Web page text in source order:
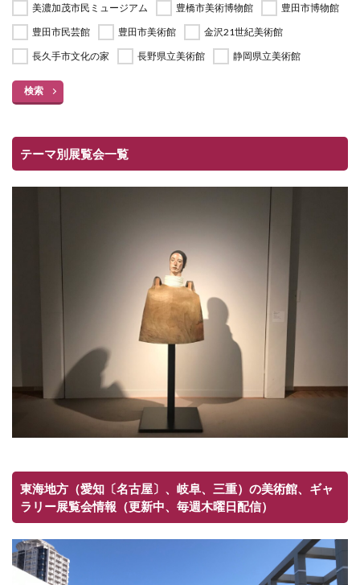
美濃加茂市民ミュージアム
豊橋市美術博物館
豊田市博物館
豊田市民芸館
豊田市美術館
金沢21世紀美術館
長久手市文化の家
長野県立美術館 静岡県立美術館
検索
テーマ別展覧会一覧
東海地方（愛知〔名古屋〕、岐阜、三重）の美術館、ギャ
ラリー展覧会情報（更新中、毎週木曜日配信）